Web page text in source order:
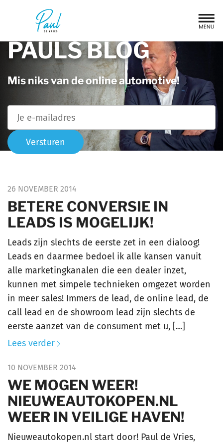
PAULS BLOG
Mis niks van de online automotive!
Versturen
26 NOVEMBER 2014
BETERE CONVERSIE IN
LEADS IS MOGELIJK!
Leads zijn slechts de eerste zet in een dialoog!
Leads en daarmee bedoel ik alle kansen vanuit
alle marketingkanalen die een dealer inzet,
kunnen met simpele technieken omgezet worden
in meer sales! Immers de lead, de online lead, de
call lead en de showroom lead zijn slechts de
eerste aanzet van de consument met u, […]
Lees verder
10 NOVEMBER 2014
WE MOGEN WEER!
NIEUWEAUTOKOPEN.NL
WEER IN VEILIGE HAVEN!
Nieuweautokopen.nl start door! Paul de Vries,